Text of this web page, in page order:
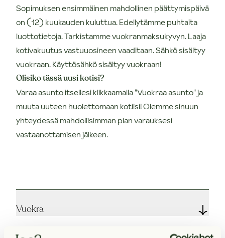
Sopimuksen ensimmäinen mahdollinen päättymispäivä
on (12) kuukauden kuluttua. Edellytämme puhtaita
luottotietoja. Tarkistamme vuokranmaksukyvyn. Laaja
kotivakuutus vastuuosineen vaaditaan. Sähkö sisältyy
vuokraan. Käyttösähkö sisältyy vuokraan!
Olisiko tässä uusi kotisi?
Varaa asunto itsellesi klikkaamalla "Vuokraa asunto" ja
muuta uuteen huolettomaan kotiisi! Olemme sinuun
yhteydessä mahdollisimman pian varauksesi
vastaanottamisen jälkeen.
Vuokra